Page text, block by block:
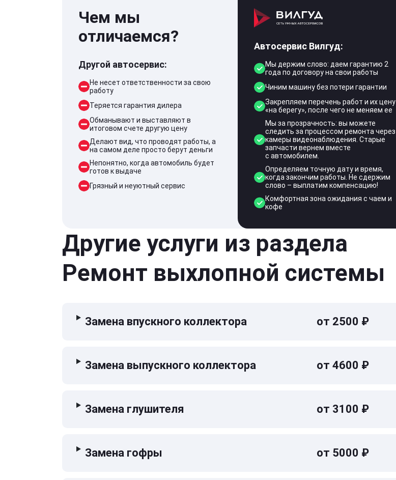
Чем мы
отличаемся?
Другой автосервис:
Не несет ответственности за свою
работу
Теряется гарантия дилера
Обманывают и выставляют в
итоговом счете другую цену
Делают вид, что проводят работы, а
на самом деле просто берут деньги
Непонятно, когда автомобиль будет
готов к выдаче
Грязный и неуютный сервис
Автосервис Вилгуд:
Мы держим слово: даем гарантию 2
года по договору на свои работы
Чиним машину без потери гарантии
Закрепляем перечень работ и их цену
«на берегу», после чего не меняем ее
Мы за прозрачность: вы можете
следить за процессом ремонта через
камеры видеонаблюдения. Старые
запчасти вернем вместе
с автомобилем.
Определяем точную дату и время,
когда закончим работы. Не сдержим
слово – выплатим компенсацию!
Комфортная зона ожидания с чаем и
кофе
Другие услуги из раздела
Ремонт выхлопной системы
Замена впускного коллектора от 2500 ₽
Замена выпускного коллектора от 4600 ₽
Замена глушителя от 3100 ₽
Замена гофры от 5000 ₽